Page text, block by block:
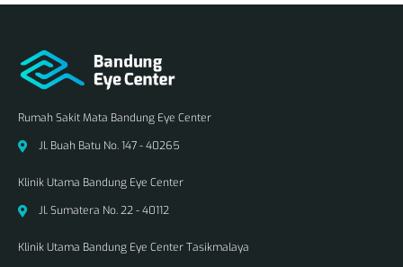
Rumah Sakit Mata Bandung Eye Center
Jl. Buah Batu No. 147 - 40265
Klinik Utama Bandung Eye Center
Jl. Sumatera No. 22 - 40112
Klinik Utama Bandung Eye Center Tasikmalaya